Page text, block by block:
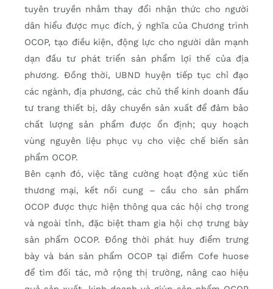
tuyên truyền nhằm thay đổi nhận thức cho người
dân hiểu được mục đích, ý nghĩa của Chương trình
OCOP, tạo điều kiện, động lực cho người dân mạnh
dạn đầu tư phát triển sản phẩm lợi thế của địa
phương. Đồng thời, UBND huyện tiếp tục chỉ đạo
các ngành, địa phương, các chủ thể kinh doanh đầu
tư trang thiết bị, dây chuyền sản xuất để đảm bảo
chất lượng sản phẩm được ổn định; quy hoạch
vùng nguyên liệu phục vụ cho việc chế biến sản
phẩm OCOP.
Bên cạnh đó, việc tăng cường hoạt động xúc tiến
thương mại, kết nối cung – cầu cho sản phẩm
OCOP được thực hiện thông qua các hội chợ trong
và ngoài tỉnh, đặc biệt tham gia hội chợ trưng bày
sản phẩm OCOP. Đồng thời phát huy điểm trưng
bày và bán sản phẩm OCOP tại điểm Cofe huose
để tìm đối tác, mở rộng thị trường, nâng cao hiệu